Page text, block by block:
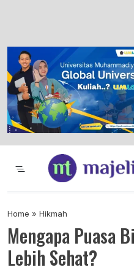
Majelis Tabligh
Syiar
Home » Hikmah
Mengapa Puasa
Lebih Sehat?